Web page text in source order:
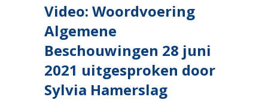
Video: Woordvoering
Algemene
Beschouwingen 28 juni
2021 uitgesproken door
Sylvia Hamerslag